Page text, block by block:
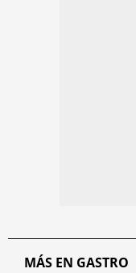
MÁS EN GASTRO